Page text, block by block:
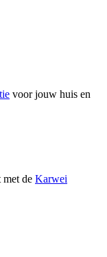
voor jouw huis en
de Karwei